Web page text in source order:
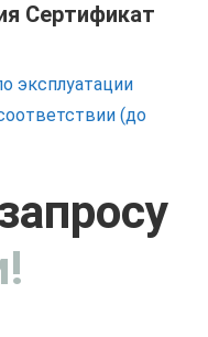
Сертификат
эксплуатации
(до